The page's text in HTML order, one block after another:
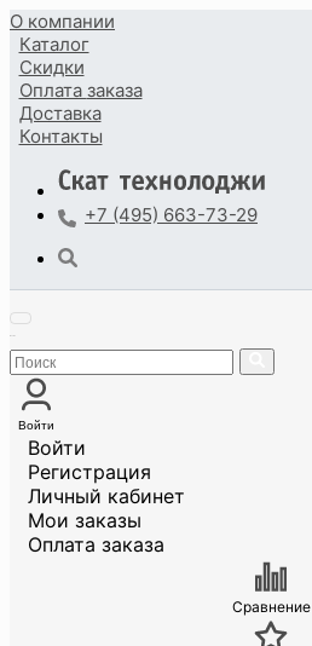
О компании
Каталог
Скидки
Оплата заказа
Доставка
Контакты
+7 (495) 663-73-29
Войти
Войти
Регистрация
Личный кабинет
Мои заказы
Оплата заказа
Сравнение